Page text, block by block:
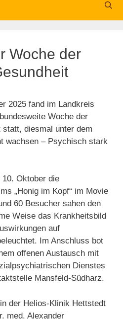
Woche der
2025 fand im Landkreis
Woche der
diesmal unter dem
wachsen – Psychisch stark
10. Oktober die
„Honig im Kopf“ im Movie
60 Besucher sahen den
Weise das Krankheitsbild
auf
Im Anschluss bot
offenen Austausch mit
Dienstes
Mansfeld-Südharz.
der Helios-Klinik Hettstedt
med. Alexander